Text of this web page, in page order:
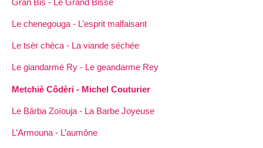
Le chenegouga - L’esprit malfaisant
Le tsèr chèca - La viande séchée
Le giandarmè Ry - Le geandarme Rey
Metchiè Côdèri - Michel Couturier
Le Bârba Zoïouja - La Barbe Joyeuse
L’Armouna - L’aumône